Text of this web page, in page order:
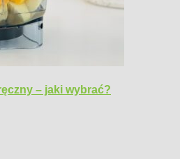
– jaki wybrać?